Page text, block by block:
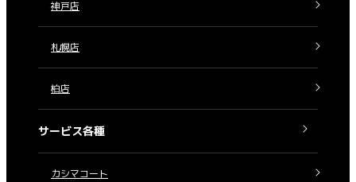
神戸店
札幌店
柏店
サービス各種
カシマコート